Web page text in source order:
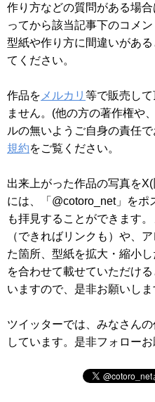
作り方などの質問がある場合
ってから該当記事下のコメ
型紙や作り方に間違いがあ
てください。
作品を メルカリ 等で販売し
ません。(他の方の著作権や
ルの無いようご自身の責任
規約をご覧ください。
出来上がった作品の写真を
には、「@cotoro_net」をポ
も拝見することができます
（できればリンクも）や、
た箇所、型紙を拡大・縮小
を合わせて載せていただけ
いますので、是非お願いしま
ツイッターでは、みなさん
しています。是非フォロー